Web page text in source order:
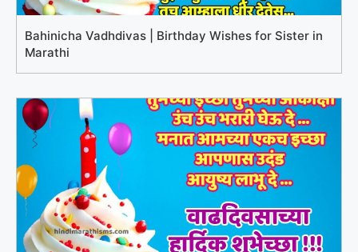
Bahinicha Vadhdivas | Birthday Wishes for Sister in
Marathi